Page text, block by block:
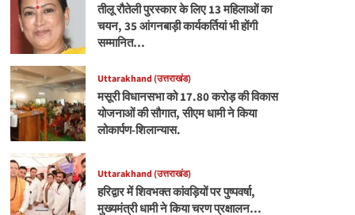
तीलू रौतेली पुरस्कार के लिए 13 महिलाओं का
चयन, 35 आंगनबाड़ी कार्यकर्तियां भी होंगी
सम्मानित…
Uttarakhand (उत्तराखंड)
मसूरी विधानसभा को 17.80 करोड़ की विकास
योजनाओं की सौगात, सीएम धामी ने किया
लोकार्पण-शिलान्यास.
Uttarakhand (उत्तराखंड)
हरिद्वार में शिवभक्त कांवड़ियों पर पुष्पवर्षा,
मुख्यमंत्री धामी ने किया चरण प्रक्षालन…